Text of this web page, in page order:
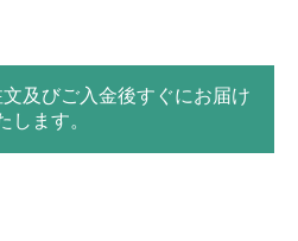
及びご入金後すぐにお届け
します。